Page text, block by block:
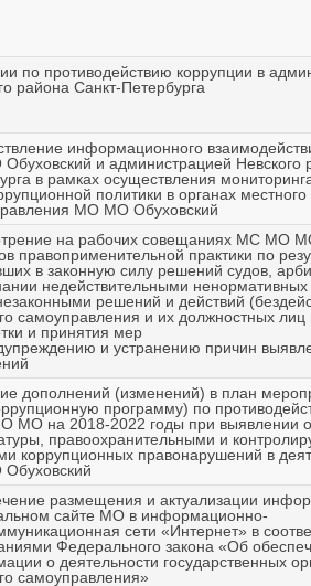
по противодействию коррупции в
района Санкт-Петербурга
информационного
и администрацией Невского
в рамках осуществления
политики в органах местного
МО МО Обуховский
на рабочих совещаниях МС МО
правоприменительной практики по
в законную силу решений судов,
недействительными
решений и действий
самоуправления и их должностных лиц
и принятия мер
и устранению причин
дополнений (изменений) в план
программу) по
МО на 2018-2022 годы при выявлении
правоохранительными и
коррупционных правонарушений в
размещения и актуализации
сайте МО в информационно-
сети «Интернет» в
Федерального закона «Об
о деятельности государственных
самоуправления»